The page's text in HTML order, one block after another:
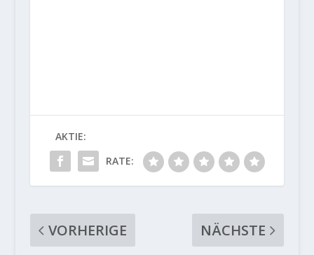
AKTIE:
RATE:
VORHERIGE
NÄCHSTE